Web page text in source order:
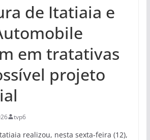
de Itatiaia e
em tratativas
projeto
tvp6
realizou, nesta sexta-feira (12),